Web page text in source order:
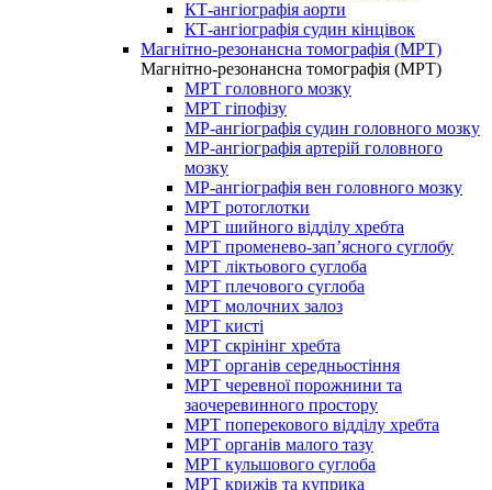
КТ-ангіографія аорти
КТ-ангіографія судин кінцівок
Магнітно-резонансна томографія (МРТ)
Магнітно-резонансна томографія (МРТ)
МРТ головного мозку
МРТ гіпофізу
МР-ангіографія судин головного мозку
МР-ангіографія артерій головного
мозку
МР-ангіографія вен головного мозку
МРТ ротоглотки
МРТ шийного відділу хребта
МРТ променево-зап’ясного суглобу
МРТ ліктьового суглоба
МРТ плечового суглоба
МРТ молочних залоз
МРТ кисті
МРТ скрінінг хребта
МРТ органів середньостіння
МРТ черевної порожнини та
заочеревинного простору
МРТ поперекового відділу хребта
МРТ органів малого тазу
МРТ кульшового суглоба
МРТ крижів та куприка